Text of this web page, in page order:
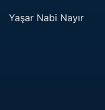
Yaşar Nabi Nayır